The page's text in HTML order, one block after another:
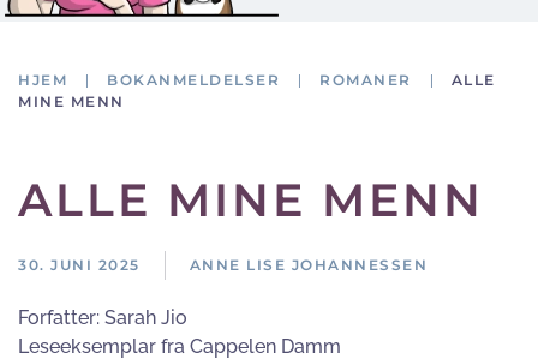
HJEM BOKANMELDELSER ROMANER
ALLE
MINE MENN
ALLE MINE MENN
30. JUNI 2025 ANNE LISE JOHANNESSEN
Forfatter: Sarah Jio
Leseeksemplar fra Cappelen Damm